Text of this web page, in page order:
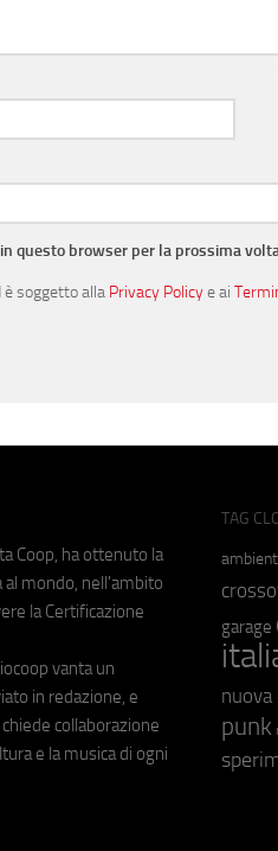
questo browser per la prossima
è soggetto alla Privacy Policye ai
Coop, ha ottenuto la
al mondo, nell'ambito
la Certificazione
vanta un
in redazione, e
collaborazione
e la musica di ogni
TAG
ambient
garage
nuova
punk